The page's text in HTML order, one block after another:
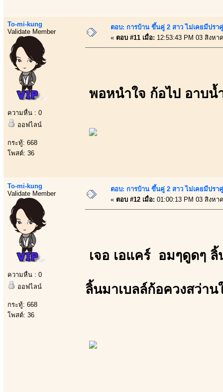
To-mi-kung
Validate Member
ความหื่น : 0
ออฟไลน์
กระทู้: 668
โพสต์: 36
ตอบ: การบ้าน ขึ้นคู่ 2 สาว ไม่เคยมีปร
« ตอบ #11 เมื่อ: 12:53:43 PM 03 สิงหา
พอหนำใจ ก้อไป อาบน้
To-mi-kung
Validate Member
ความหื่น : 0
ออฟไลน์
กระทู้: 668
โพสต์: 36
ตอบ: การบ้าน ขึ้นคู่ 2 สาว ไม่เคยมีปร
« ตอบ #12 เมื่อ: 01:00:13 PM 03 สิงหา
เจอ เอแคร์ อมๆดูดๆ
ลิ้นมาเบลล์ก้อควงสว่า